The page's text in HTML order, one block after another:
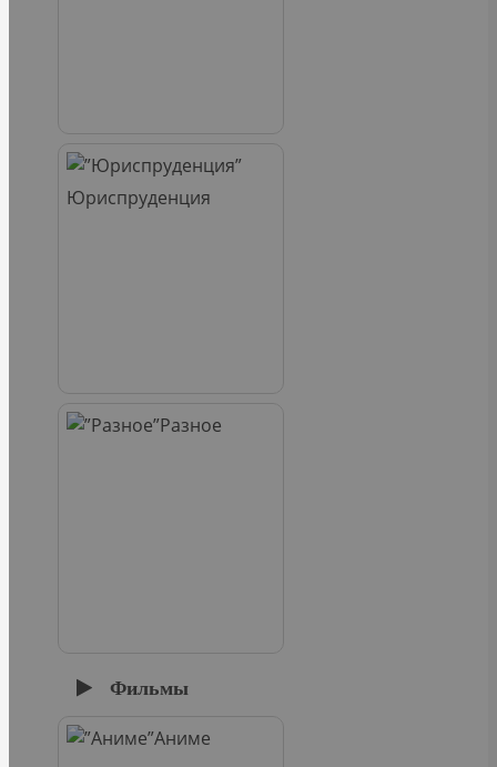
Юриспруденция
Разное
Фильмы
Аниме